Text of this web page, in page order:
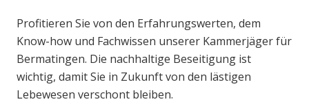
Profitieren Sie von den Erfahrungswerten, dem
Know-how und Fachwissen unserer Kammerjäger für
Bermatingen. Die nachhaltige Beseitigung ist
wichtig, damit Sie in Zukunft von den lästigen
Lebewesen verschont bleiben.